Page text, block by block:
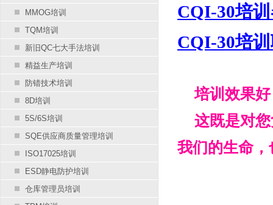
MMOG培训
TQM培训
新旧QC七大手法培训
精益生产培训
防错技术培训
8D培训
5S/6S培训
SQE供应商质量管理培训
ISO17025培训
ESD静电防护培训
仓库管理员培训
CQI-30培
CQI-30培
培训效果好
这既是对您
我们的生命